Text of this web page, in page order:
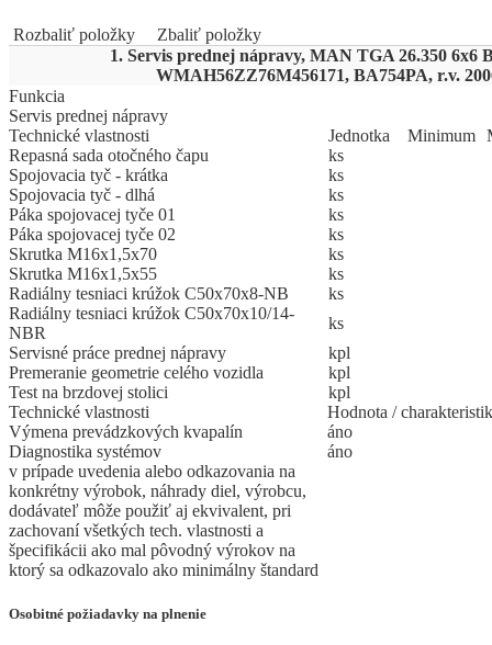
Rozbaliť položky
Zbaliť položky
1. Servis prednej nápravy, MAN TGA 26.350 6x6
WMAH56ZZ76M456171, BA754PA, r.v.
Funkcia
Servis prednej nápravy
Technické vlastnosti
Jed­not­ka Mi­ni­mum
Repasná sada otočného čapu
ks
Spojovacia tyč - krátka
ks
Spojovacia tyč - dlhá
ks
Páka spojovacej tyče 01
ks
Páka spojovacej tyče 02
ks
Skrutka M16x1,5x70
ks
Skrutka M16x1,5x55
ks
Radiálny tesniaci krúžok C50x70x8-NB
ks
Radiálny tesniaci krúžok C50x70x10/14-
NBR
ks
Servisné práce prednej nápravy
kpl
Premeranie geometrie celého vozidla
kpl
Test na brzdovej stolici
kpl
Technické vlastnosti
Hodnota /
Výmena prevádzkových kvapalín
áno
Diagnostika systémov
áno
v prípade uvedenia alebo odkazovania na
konkrétny výrobok, náhrady diel, výrobcu,
dodávateľ môže použiť aj ekvivalent, pri
zachovaní všetkých tech. vlastnosti a
špecifikácii ako mal pôvodný výrokov na
ktorý sa odkazovalo ako minimálny štandard
Osobitné požiadavky na plnenie